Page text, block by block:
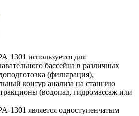
1301 используется для
бассейна в различных
(фильтрация),
контур анализа на станцию
(водопад, гидромассаж или
1301 является одноступенчатым